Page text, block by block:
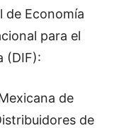
de Economía
para el
(DIF):
de
de